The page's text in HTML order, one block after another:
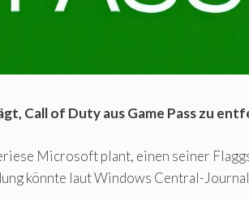
Call of Duty aus Game Pass zu
Microsoft plant, einen seiner
könnte laut Windows Central-